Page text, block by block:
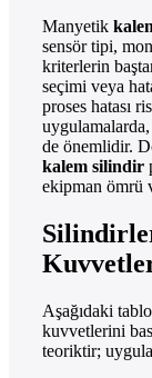
Manyetik
sensör tipi,
kriterlerin
seçimi veya
proses hatası
de önemlidir.
kalem silindir
ekipman ömrü
Aşağıdaki
kuvvetlerini
teoriktir;